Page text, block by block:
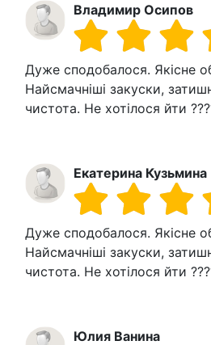
Владимир Осипов
Дуже сподобалося. Якісне
Найсмачніші закуски,
чистота. Не хотілося йти
Екатерина Кузьмина
Дуже сподобалося. Якісне
Найсмачніші закуски,
чистота. Не хотілося йти
Юлия Ванина